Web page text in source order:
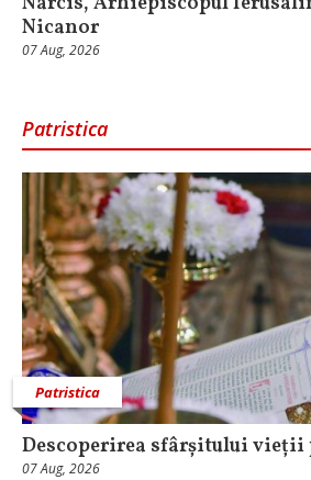
Nicanor
07 Aug, 2026
Patristica
Patristica
Descoperirea sfârșitului vieții
07 Aug, 2026